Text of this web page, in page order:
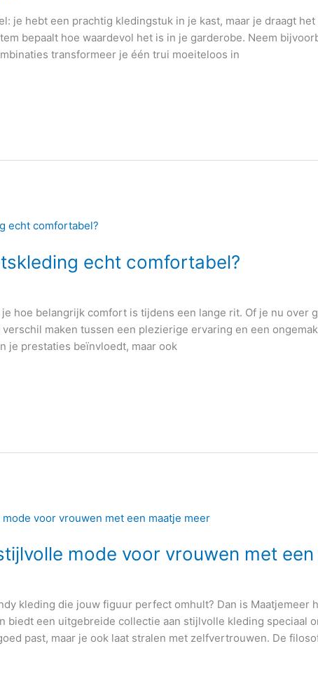
je hebt een prachtig kledingstuk in je kast, maar je draagt
bepaalt hoe waardevol het is in je garderobe. Neem
transformeer je één trui moeiteloos in
echt comfortabel?
hoe belangrijk comfort is tijdens een lange rit. Of je nu over
maken tussen een plezierige ervaring en een
je prestaties beïnvloedt, maar ook
mode voor vrouwen met
kleding die jouw figuur perfect omhult? Dan is Maatjemeer
biedt een uitgebreide collectie aan stijlvolle kleding speciaal
past, maar je ook laat stralen met zelfvertrouwen. De